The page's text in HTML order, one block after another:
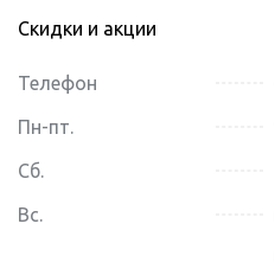
Скидки и акции
Телефон
Пн-пт.
Сб.
Вс.